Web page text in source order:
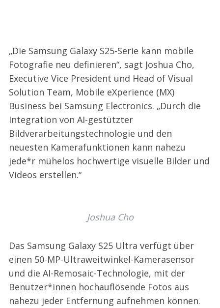
„Die Samsung Galaxy S25-Serie kann mobile
Fotografie neu definieren“, sagt Joshua Cho,
Executive Vice President und Head of Visual
Solution Team, Mobile eXperience (MX)
Business bei Samsung Electronics. „Durch die
Integration von AI-gestützter
Bildverarbeitungstechnologie und den
neuesten Kamerafunktionen kann nahezu
jede*r mühelos hochwertige visuelle Bilder und
Videos erstellen.“
Joshua Cho
Das Samsung Galaxy S25 Ultra verfügt über
einen 50-MP-Ultraweitwinkel-Kamerasensor
und die AI-Remosaic-Technologie, mit der
Benutzer*innen hochauflösende Fotos aus
nahezu jeder Entfernung aufnehmen können.